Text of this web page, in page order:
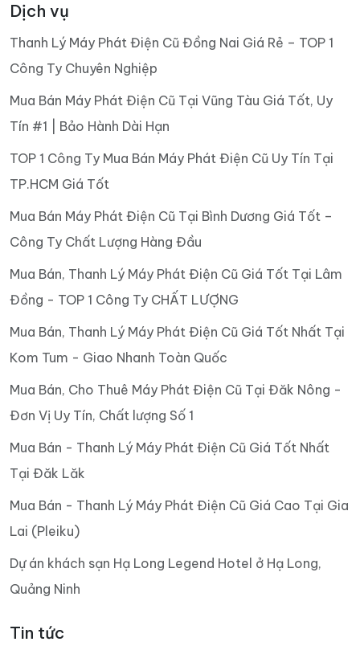
Dịch vụ
Thanh Lý Máy Phát Điện Cũ Đồng Nai Giá Rẻ – TOP 1
Công Ty Chuyên Nghiệp
Mua Bán Máy Phát Điện Cũ Tại Vũng Tàu Giá Tốt, Uy
Tín #1 | Bảo Hành Dài Hạn
TOP 1 Công Ty Mua Bán Máy Phát Điện Cũ Uy Tín Tại
TP.HCM Giá Tốt
Mua Bán Máy Phát Điện Cũ Tại Bình Dương Giá Tốt –
Công Ty Chất Lượng Hàng Đầu
Mua Bán, Thanh Lý Máy Phát Điện Cũ Giá Tốt Tại Lâm
Đồng - TOP 1 Công Ty CHẤT LƯỢNG
Mua Bán, Thanh Lý Máy Phát Điện Cũ Giá Tốt Nhất Tại
Kom Tum - Giao Nhanh Toàn Quốc
Mua Bán, Cho Thuê Máy Phát Điện Cũ Tại Đăk Nông -
Đơn Vị Uy Tín, Chất lượng Số 1
Mua Bán - Thanh Lý Máy Phát Điện Cũ Giá Tốt Nhất
Tại Đăk Lăk
Mua Bán - Thanh Lý Máy Phát Điện Cũ Giá Cao Tại Gia
Lai (Pleiku)
Dự án khách sạn Hạ Long Legend Hotel ở Hạ Long,
Quảng Ninh
Tin tức